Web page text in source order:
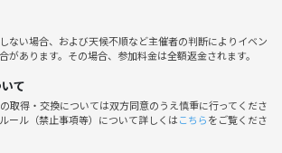
っと楽しい時間を過ごしましょう♪
備品代:2,000円
ない場合、および天候不順など主催者の判断によりイベン
があります。その場合、参加料金は全額返金されます。
て
取得・交換については双方同意のうえ慎重に行ってくださ
ール（禁止事項等）について詳しくはこちらをご覧くださ